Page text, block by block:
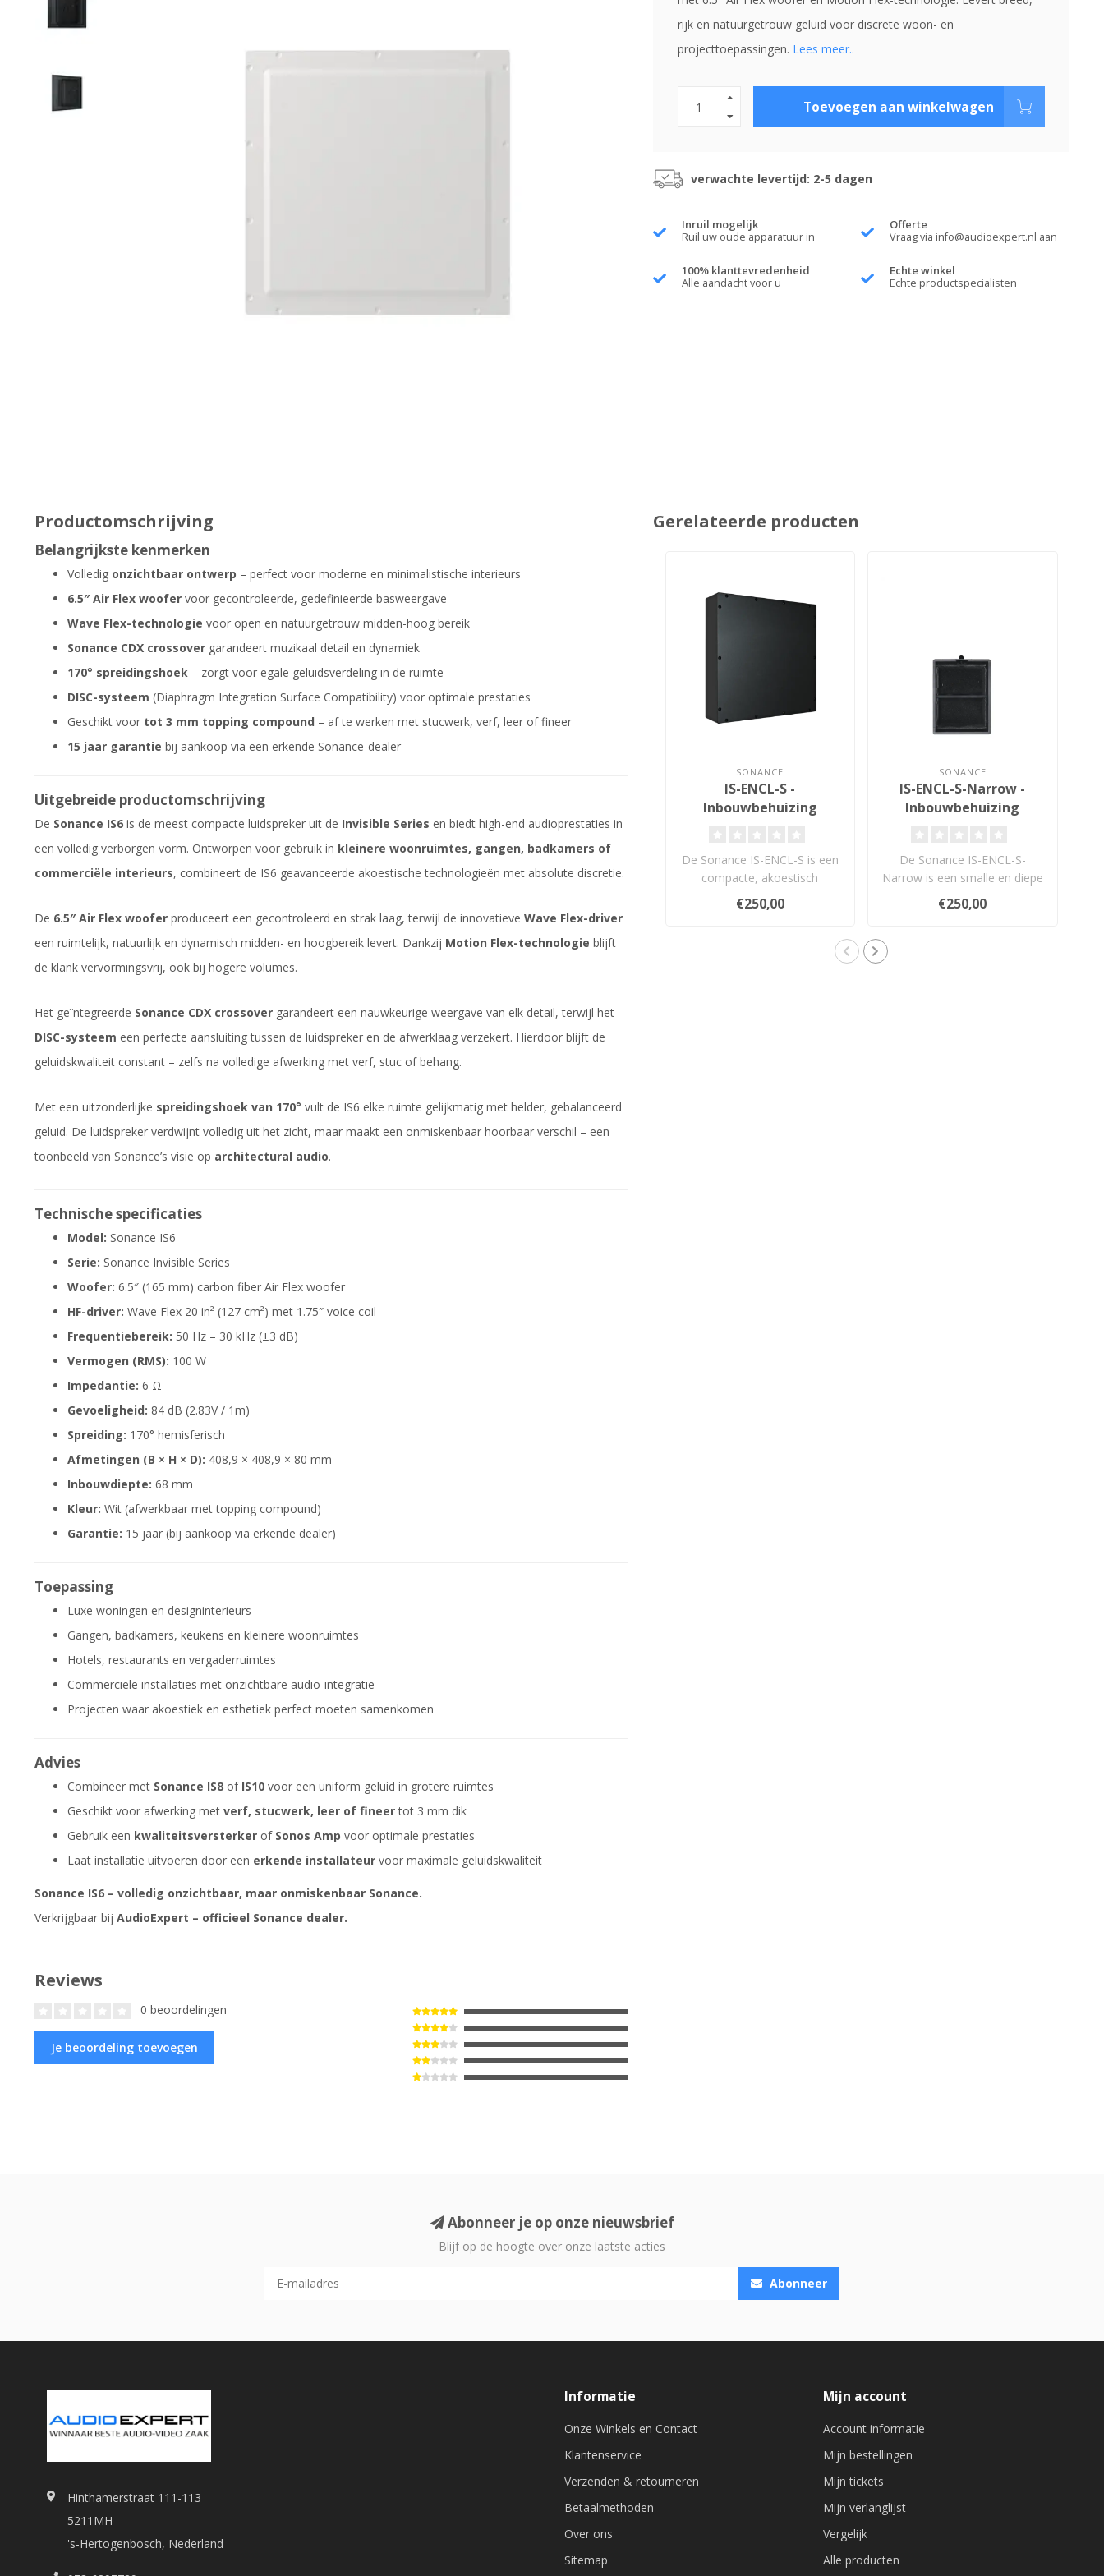
rijk en natuurgetrouw geluid voor discrete woon- en
projecttoepassingen. Lees meer..
Toevoegen aan winkelwagen
verwachte levertijd: 2-5 dagen
Inruil mogelijk
Ruil uw oude apparatuur in
Offerte
Vraag via info@audioexpert.nl aan
100% klanttevredenheid
Alle aandacht voor u
Echte winkel
Echte productspecialisten
Productomschrijving
Belangrijkste kenmerken
Volledig onzichtbaar ontwerp – perfect voor moderne en minimalistische interieurs
6.5″ Air Flex woofer voor gecontroleerde, gedefinieerde basweergave
Wave Flex-technologie voor open en natuurgetrouw midden-hoog bereik
Sonance CDX crossover garandeert muzikaal detail en dynamiek
170° spreidingshoek – zorgt voor egale geluidsverdeling in de ruimte
DISC-systeem (Diaphragm Integration Surface Compatibility) voor optimale prestaties
Geschikt voor tot 3 mm topping compound – af te werken met stucwerk, verf, leer of fineer
15 jaar garantie bij aankoop via een erkende Sonance-dealer
Uitgebreide productomschrijving
De Sonance IS6 is de meest compacte luidspreker uit de Invisible Series en biedt high-end audioprestaties in
een volledig verborgen vorm. Ontworpen voor gebruik in kleinere woonruimtes, gangen, badkamers of
commerciële interieurs, combineert de IS6 geavanceerde akoestische technologieën met absolute discretie.
De 6.5″ Air Flex woofer produceert een gecontroleerd en strak laag, terwijl de innovatieve Wave Flex-driver
een ruimtelijk, natuurlijk en dynamisch midden- en hoogbereik levert. Dankzij Motion Flex-technologie blijft
de klank vervormingsvrij, ook bij hogere volumes.
Het geïntegreerde Sonance CDX crossover garandeert een nauwkeurige weergave van elk detail, terwijl het
DISC-systeem een perfecte aansluiting tussen de luidspreker en de afwerklaag verzekert. Hierdoor blijft de
geluidskwaliteit constant – zelfs na volledige afwerking met verf, stuc of behang.
Met een uitzonderlijke spreidingshoek van 170° vult de IS6 elke ruimte gelijkmatig met helder, gebalanceerd
geluid. De luidspreker verdwijnt volledig uit het zicht, maar maakt een onmiskenbaar hoorbaar verschil – een
toonbeeld van Sonance’s visie op architectural audio.
Technische specificaties
Model: Sonance IS6
Serie: Sonance Invisible Series
Woofer: 6.5″ (165 mm) carbon fiber Air Flex woofer
HF-driver: Wave Flex 20 in² (127 cm²) met 1.75″ voice coil
Frequentiebereik: 50 Hz – 30 kHz (±3 dB)
Vermogen (RMS): 100 W
Impedantie: 6 Ω
Gevoeligheid: 84 dB (2.83V / 1m)
Spreiding: 170° hemisferisch
Afmetingen (B × H × D): 408,9 × 408,9 × 80 mm
Inbouwdiepte: 68 mm
Kleur: Wit (afwerkbaar met topping compound)
Garantie: 15 jaar (bij aankoop via erkende dealer)
Toepassing
Luxe woningen en designinterieurs
Gangen, badkamers, keukens en kleinere woonruimtes
Hotels, restaurants en vergaderruimtes
Commerciële installaties met onzichtbare audio-integratie
Projecten waar akoestiek en esthetiek perfect moeten samenkomen
Advies
Combineer met Sonance IS8 of IS10 voor een uniform geluid in grotere ruimtes
Geschikt voor afwerking met verf, stucwerk, leer of fineertot 3 mm dik
Gebruik een kwaliteitsversterker of Sonos Amp voor optimale prestaties
Laat installatie uitvoeren door een erkende installateur voor maximale geluidskwaliteit
Sonance IS6 – volledig onzichtbaar, maar onmiskenbaar Sonance.
Verkrijgbaar bij AudioExpert – officieel Sonance dealer.
Reviews
0 beoordelingen
Je beoordeling toevoegen
Gerelateerde producten
SONANCE
IS-ENCL-S -
Inbouwbehuizing
De Sonance IS-ENCL-S is een
compacte, akoestisch
geoptimaliseerde
inbouwbehuizin..
€250,00
SONANCE
IS-ENCL-S-Narrow -
Inbouwbehuizing
De Sonance IS-ENCL-S-
Narrow is een smalle en diepe
inbouwbehuizing voor de
Sonan..
€250,00
Abonneer je op onze nieuwsbrief
Blijf op de hoogte over onze laatste acties
Abonneer
Hinthamerstraat 111-113
5211MH
's-Hertogenbosch, Nederland
Informatie
Onze Winkels en Contact
Klantenservice
Verzenden & retourneren
Betaalmethoden
Over ons
Sitemap
Mijn account
Account informatie
Mijn bestellingen
Mijn tickets
Mijn verlanglijst
Vergelijk
Alle producten